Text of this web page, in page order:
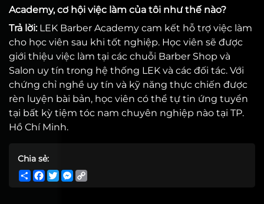
Academy, cơ hội việc làm của tôi như thế nào?
Trả lời:LEK Barber Academy cam kết hỗ trợ việc làm
cho học viên sau khi tốt nghiệp. Học viên sẽ được
giới thiệu việc làm tại các chuỗi Barber Shop và
Salon uy tín trong hệ thống LEK và các đối tác. Với
chứng chỉ nghề uy tín và kỹ năng thực chiến được
rèn luyện bài bản, học viên có thể tự tin ứng tuyển
tại bất kỳ tiệm tóc nam chuyên nghiệp nào tại TP.
Hồ Chí Minh.
Chia sẻ:
ShareFacebook
TwitterMessenger